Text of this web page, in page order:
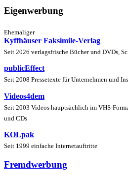
Eigenwerbung
Ehemaliger
Kyffhäuser Faksimile-Verlag
Seit 2026 verlagsfrische Bücher und DVDs,
publicEffect
Seit 2008 Pressetexte für Unternehmen und
Videos4dem
Seit 2003 Videos hauptsächlich im VHS-
und CDs
KOLpak
Seit 1999 einfache Internetauftritte
Fremdwerbung